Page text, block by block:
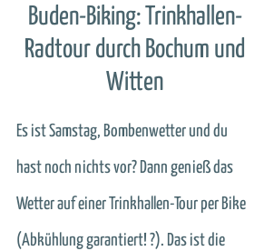
Buden-Biking: Trinkhallen-
Radtour durch Bochum und
Witten
Es ist Samstag, Bombenwetter und du
hast noch nichts vor? Dann genieß das
Wetter auf einer Trinkhallen-Tour per Bike
(Abkühlung garantiert! ?). Das ist die